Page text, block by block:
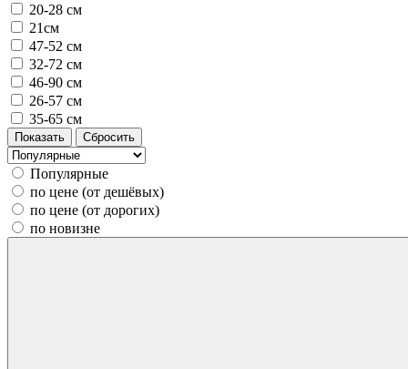
20-28 см
21см
47-52 см
32-72 см
46-90 см
26-57 см
35-65 см
Популярные
по цене (от дешёвых)
по цене (от дорогих)
по новизне